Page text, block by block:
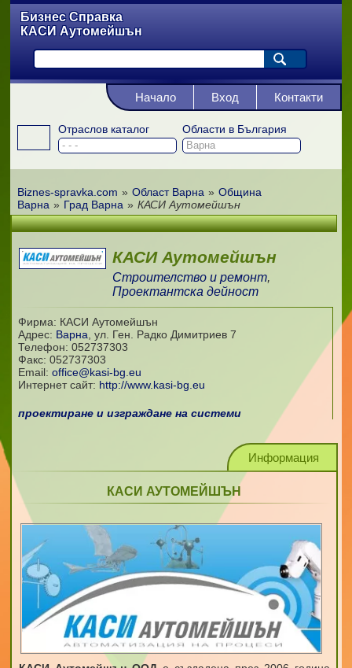
Бизнес Справка
КАСИ Аутомейшън
Отраслов каталог Области в България
Начало Вход Контакти
Biznes-spravka.com » Област Варна » Община
Варна » Град Варна » КАСИ Аутомейшън
КАСИ Аутомейшън
Строителство и ремонт,
Проектантска дейност
Фирма: КАСИ Аутомейшън
Адрес: Варна ул. Ген. Радко Димитриев 7
Телефон: 052737303
Факс: 052737303
Email: office@kasi-bg.eu
Интернет сайт: http://www.kasi-bg.eu
проектиране и изграждане на системи
Информация
КАСИ АУТОМЕЙШЪН